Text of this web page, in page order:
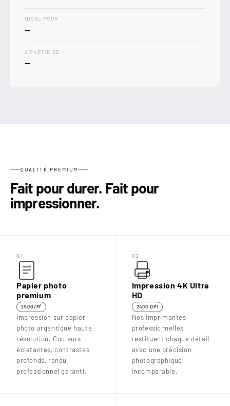
IDÉAL POUR
—
À PARTIR DE
—
QUALITÉ PREMIUM
Fait pour durer. Fait pour
impressionner.
01
Papier photo
premium
250G/M²
Impression sur papier
photo argentique haute
résolution. Couleurs
éclatantes, contrastes
profonds, rendu
professionnel garanti.
02
Impression 4K Ultra
HD
2400 DPI
Nos imprimantes
professionnelles
restituent chaque détail
avec une précision
photographique
incomparable.